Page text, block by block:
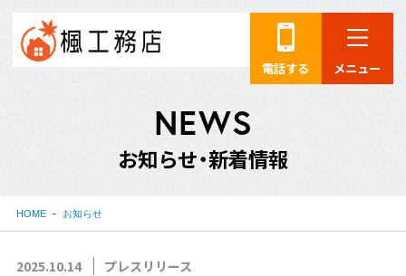
電話する メニュー
NEWS
お知らせ・新着情報
HOME お知らせ
2025.10.14 プレスリリース